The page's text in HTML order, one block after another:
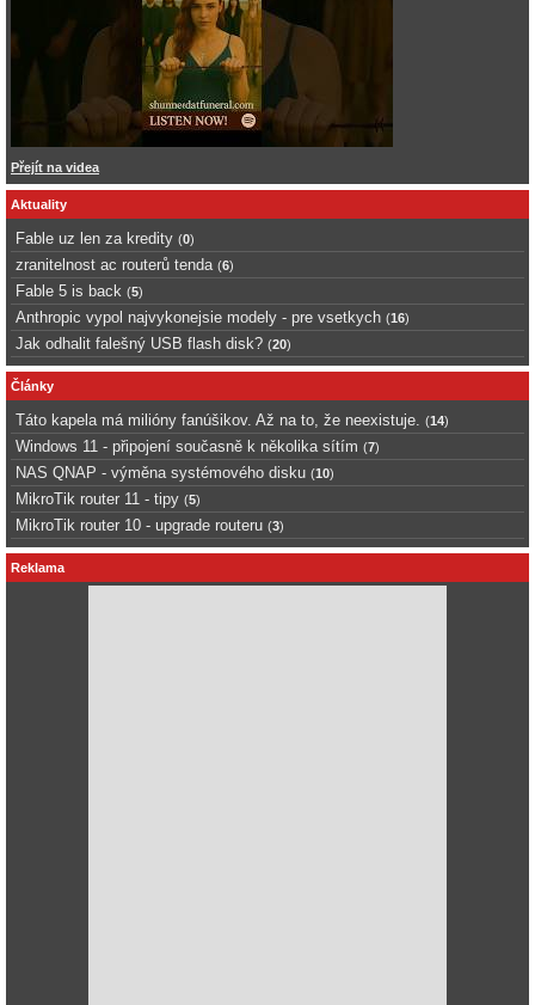
Přejít na videa
Aktuality
Fable uz len za kredity (0)
zranitelnost ac routerů tenda (6)
Fable 5 is back (5)
Anthropic vypol najvykonejsie modely - pre vsetkych (16)
Jak odhalit falešný USB flash disk? (20)
Články
Táto kapela má milióny fanúšikov. Až na to, že neexistuje. (14)
Windows 11 - připojení současně k několika sítím (7)
NAS QNAP - výměna systémového disku (10)
MikroTik router 11 - tipy (5)
MikroTik router 10 - upgrade routeru (3)
Reklama